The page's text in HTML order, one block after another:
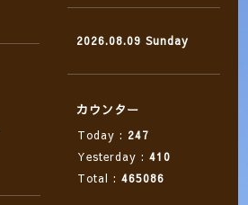
2026.08.09 Sunday
カウンター
Today : 247
Yesterday : 410
Total : 465086